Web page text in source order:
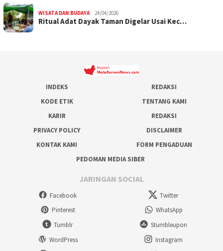
WISATA DAN BUDAYA 24/04/2026
Ritual Adat Dayak Taman Digelar Usai Kec…
INDEKS
REDAKSI
KODE ETIK
TENTANG KAMI
KARIR
REDAKSI
PRIVACY POLICY
DISCLAIMER
KONTAK KAMI
FORM PENGADUAN
PEDOMAN MEDIA SIBER
JARINGAN SOCIAL
Facebook
Twitter
Pinterest
WhatsApp
Tumblr
Stumbleupon
WordPress
Instagram